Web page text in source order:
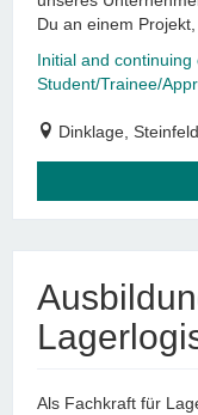
Du an einem
Initial and continuing
Student/Trainee/
Dinklage,
Als Fachkraft für